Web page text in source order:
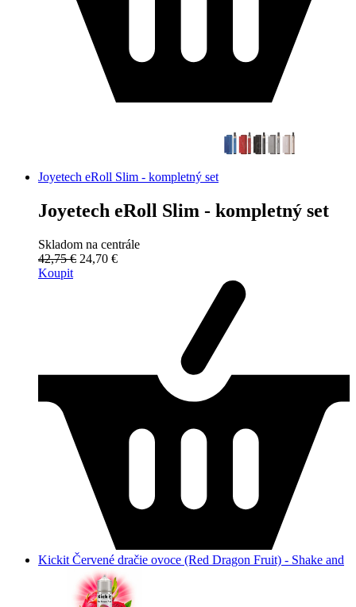
Joyetech eRoll Slim - kompletný set
Joyetech eRoll Slim - kompletný set
Skladom na centrále
42,75 € 24,70 €
Koupit
Kickit Červené dračie ovoce (Red Dragon Fruit) - Shake and